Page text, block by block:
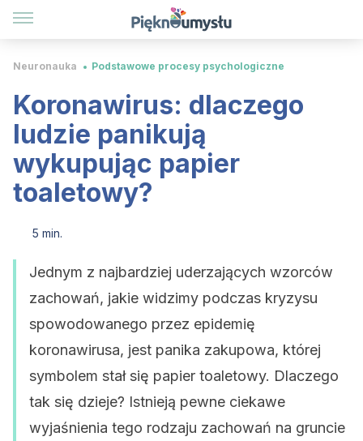
Neuronauka Podstawowe procesy psychologiczne
Koronawirus: dlaczego
ludzie panikują
wykupując papier
toaletowy?
5 min.
Jednym z najbardziej uderzających wzorców
zachowań, jakie widzimy podczas kryzysu
spowodowanego przez epidemię
koronawirusa, jest panika zakupowa, której
symbolem stał się papier toaletowy. Dlaczego
tak się dzieje? Istnieją pewne ciekawe
wyjaśnienia tego rodzaju zachowań na gruncie